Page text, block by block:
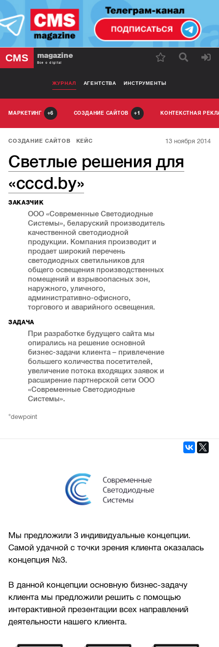
CMS magazine
Все о digital
ЖУРНАЛ АГЕНТСТВА ИНСТРУМЕНТЫ
МАРКЕТИНГ 6 СОЗДАНИЕ САЙТОВ 1 КОНТЕКСТНАЯ
СОЗДАНИЕ САЙТОВ КЕЙС 13 ноября 2014
Светлые решения для
«cccd.by»
ЗАКАЗЧИК
ООО «Современные Светодиодные
Системы», беларуский производитель
качественной светодиодной
продукции. Компания производит и
продает широкий перечень
светодиодных светильников для
общего освещения производственных
помещений и взрывоопасных зон,
наружного, уличного,
административно-офисного,
торгового и аварийного освещения.
ЗАДАЧА
При разработке будущего сайта мы
опирались на решение основной
бизнес-задачи клиента – привлечение
большего количества посетителей,
увеличение потока входящих заявок и
расширение партнерской сети ООО
«Современные Светодиодные
Системы».
°dewpoint
Мы предложили 3 индивидуальные концепции.
Самой удачной с точки зрения клиента оказалась
концепция №3.
В данной концепции основную бизнес-задачу
клиента мы предложили решить с помощью
интерактивной презентации всех направлений
деятельности нашего клиента.